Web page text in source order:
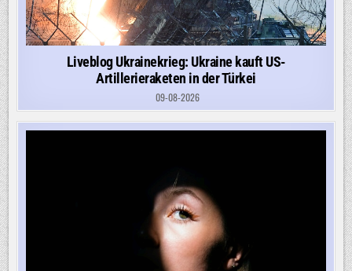
Liveblog Ukrainekrieg: Ukraine kauft US-
Artillerieraketen in der Türkei
09-08-2026